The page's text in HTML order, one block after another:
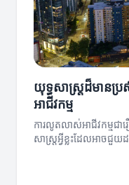
យុទ្ធសាស្ត្រដ៏មានប្
អាជីវកម្ម
ការលូតលាស់អាជីវកម្មជារ
សាស្ត្រអ្វីខ្លះដែលអាចជួ